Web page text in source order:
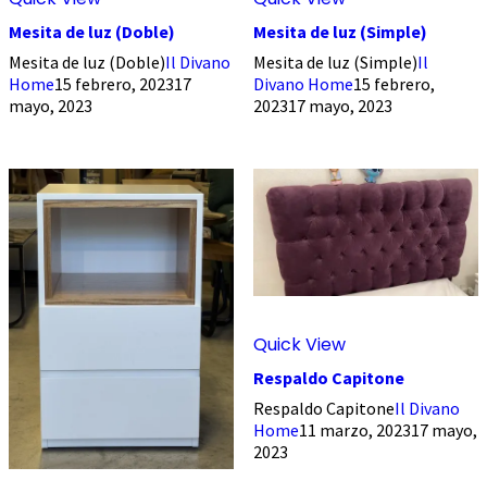
Mesita de luz (Doble)
Mesita de luz (Doble)Il Divano
Home15 febrero, 202317
mayo, 2023
Mesita de luz (Simple)
Mesita de luz (Simple)Il
Divano Home15 febrero,
202317 mayo, 2023
Quick View
Respaldo Capitone
Respaldo CapitoneIl Divano
Home11 marzo, 202317 mayo,
2023